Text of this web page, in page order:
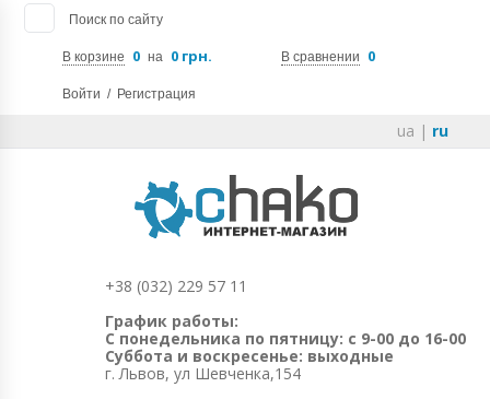
Поиск по сайту
В корзине 0 на 0 грн. В сравнении 0
Войти / Регистрация
ua | ru
+38 (032) 229 57 11
График работы:
С понедельника по пятницу: с 9-00 до 16-00
Суббота и воскресенье: выходные
г. Львов, ул Шевченка,154